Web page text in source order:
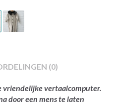
(0)
vriendelijke vertaalcomputer.
door een mens te laten